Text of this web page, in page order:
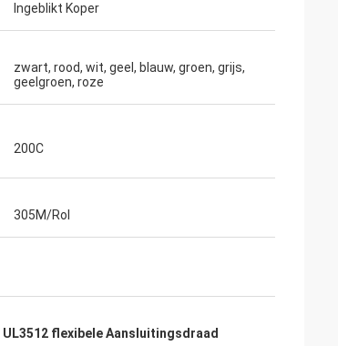
Ingeblikt Koper
zwart, rood, wit, geel, blauw, groen, grijs,
geelgroen, roze
200C
305M/Rol
UL3512 flexibele Aansluitingsdraad